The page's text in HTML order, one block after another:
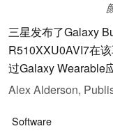
三星发布了Galaxy
R510XXU0AVI7在
过Galaxy Wearable
Alex Alderson,
Software